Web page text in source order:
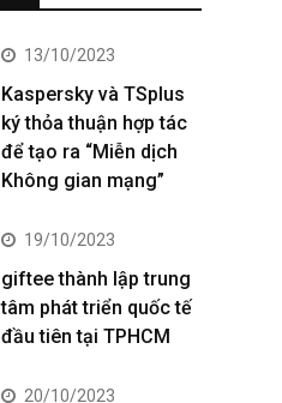
13/10/2023
Kaspersky và TSplus
ký thỏa thuận hợp tác
để tạo ra “Miễn dịch
Không gian mạng”
19/10/2023
giftee thành lập trung
tâm phát triển quốc tế
đầu tiên tại TPHCM
20/10/2023